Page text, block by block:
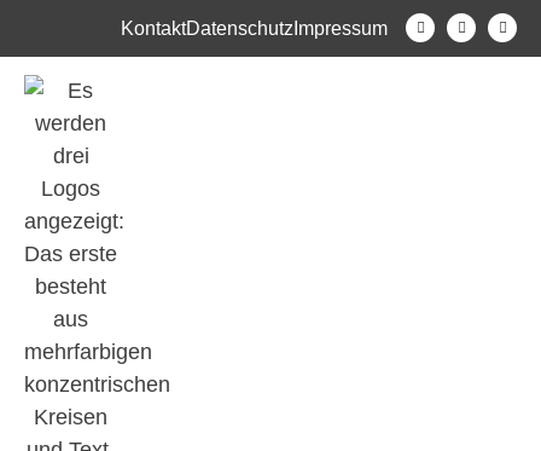
KontaktDatenschutz Impressum